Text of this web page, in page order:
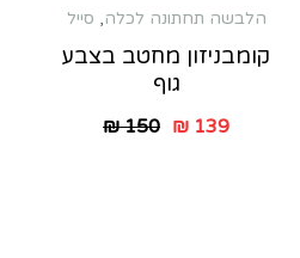
הלבשה תחתונה לכלה, סייל
קומבניזון מחטב בצבע
גוף
₪150 ₪139